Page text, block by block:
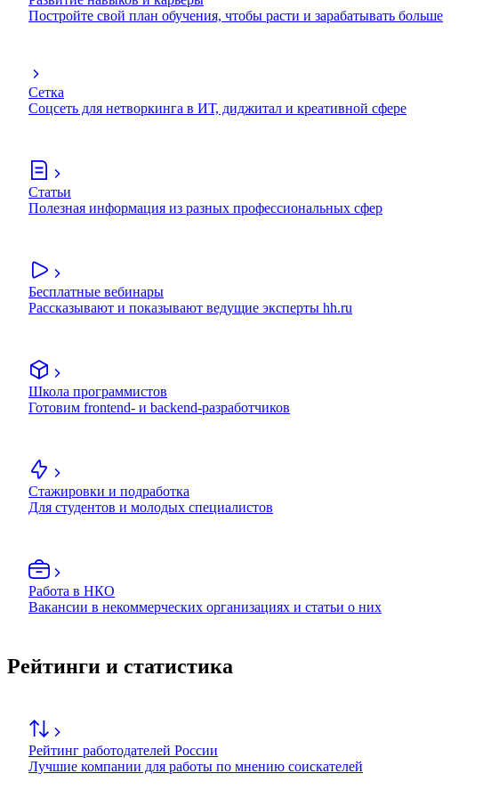
Постройте свой план обучения, чтобы расти и зарабатывать больше
Сетка
Соцсеть для нетворкинга в ИТ, диджитал и креативной сфере
Статьи
Полезная информация из разных профессиональных сфер
Бесплатные вебинары
Рассказывают и показывают ведущие эксперты hh.ru
Школа программистов
Готовим frontend- и backend-разработчиков
Стажировки и подработка
Для студентов и молодых специалистов
Работа в НКО
Вакансии в некоммерческих организациях и статьи о них
Рейтинги и статистика
Рейтинг работодателей России
Лучшие компании для работы по мнению соискателей